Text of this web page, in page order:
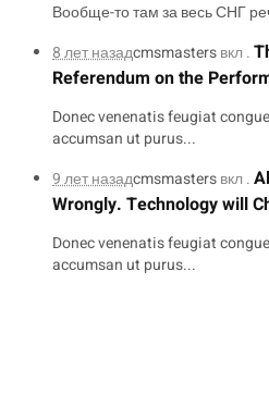
Вообще-то там за весь СНГ
8 лет назадcmsmastersвкл .
Referendum on the
Donec venenatis feugiat
accumsan ut purus...
9 лет назадcmsmastersвкл .
Wrongly. Technology will
Donec venenatis feugiat
accumsan ut purus...